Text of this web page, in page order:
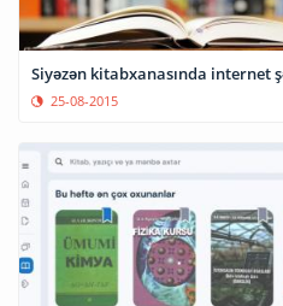
Siyəzən kitabxanasında internet
25-08-2015